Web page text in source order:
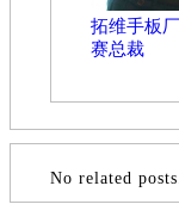
拓维手板
赛总裁
No related posts.